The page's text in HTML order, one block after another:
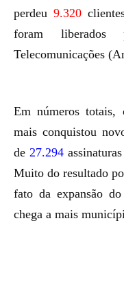
perdeu 9.320
foram liberados
Telecomunicações
Em números totais,
mais conquistou
de 27.294
Muito do resultado
fato daexpansão
chega a mais